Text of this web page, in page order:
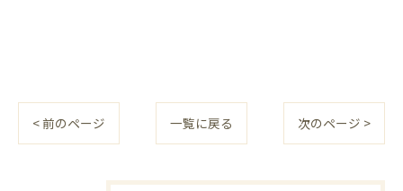
< 前のページ 一覧に戻る 次のページ >